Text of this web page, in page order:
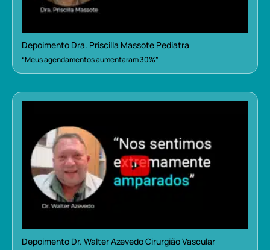
Depoimento Dra. Priscilla Massote Pediatra
“Meus agendamentos aumentaram 30%”
Depoimento Dr. Walter Azevedo Cirurgião Vascular